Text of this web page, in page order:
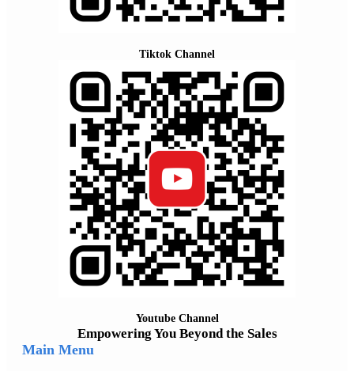
Tiktok Channel
Youtube Channel
Empowering You Beyond the Sales
Main Menu